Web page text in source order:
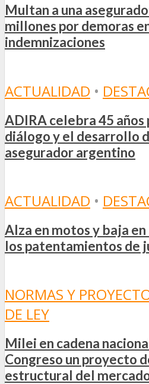
Multan a una
millones por demoras
indemnizaciones
ACTUALIDAD •
ADIRA celebra 45
diálogo y el desarrollo
asegurador argentino
ACTUALIDAD •
Alza en motos y baja
los patentamientos de
NORMAS Y
DE LEY
Milei en cadena
Congreso un proyecto
estructural del